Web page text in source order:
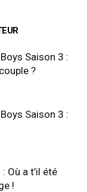
Saison 3 :
?
Saison 3 :
Où a t’il été
!